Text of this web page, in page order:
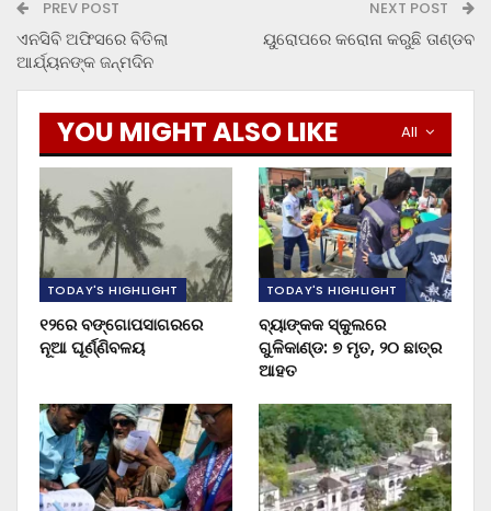
PREV POST
ଏନସିବି ଅଫିସରେ ବିତିଲା
ଆର୍ଯ୍ୟନଙ୍କ ଜନ୍ମଦିନ
NEXT POST
ୟୁରୋପରେ କରୋନା କରୁଛି ତାଣ୍ଡବ
All
YOU MIGHT ALSO LIKE
TODAY'S HIGHLIGHT
୧୨ରେ ବଙ୍ଗୋପସାଗରରେ
ନୂଆ ଘୂର୍ଣ୍ଣିବଳୟ
TODAY'S HIGHLIGHT
ବ୍ୟାଙ୍କକ ସ୍କୁଲରେ
ଗୁଳିକାଣ୍ଡ: ୭ ମୃତ, ୨୦ ଛାତ୍ର
ଆହତ